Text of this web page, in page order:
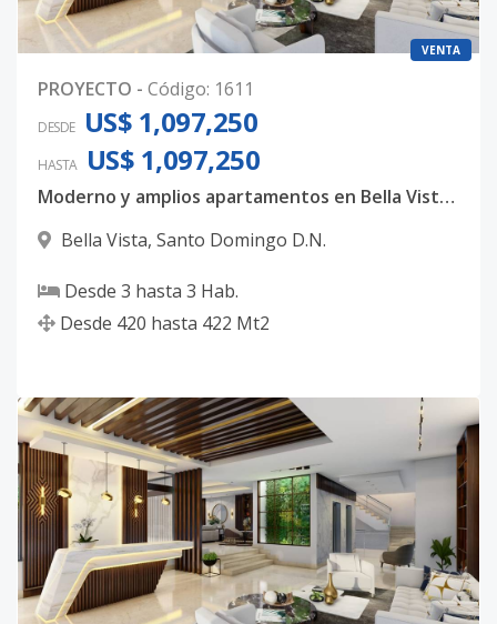
VENTA
PROYECTO - Código: 1611
DESDE US$ 1,097,250
HASTA US$ 1,097,250
Moderno y amplios apartamentos en Bella Vista, con 3 habitaciones, 3.5 baños y 4 parqueos techados
Bella Vista, Santo Domingo D.N.
Desde 3 hasta 3 Hab.
Desde 420 hasta 422 Mt2